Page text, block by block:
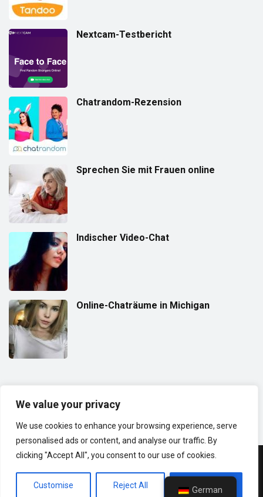
We value your privacy
We use cookies to enhance your browsing experience, serve
personalised ads or content, and analyse our traffic. By
clicking "Accept All", you consent to our use of cookies.
Customise Reject All Accept All
Nextcam-Testbericht
Chatrandom-Rezension
Sprechen Sie mit Frauen online
Indischer Video-Chat
Online-Chaträume in Michigan
Erwachsene. Es handelt sich um eine Dating- und Videochat-Website,
die Menschen aus aller Welt miteinander verbinden soll.
Datenschutzrichtlinie Geschäftsbedingungen
German